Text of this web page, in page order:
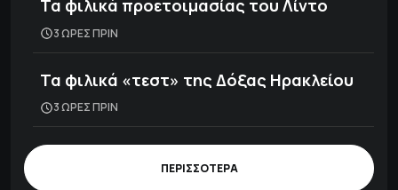
Τα φιλικά προετοιμασίας του Λίντο
3 ΩΡΕΣ ΠΡΙΝ
Τα φιλικά «τεστ» της Δόξας Ηρακλείου
3 ΩΡΕΣ ΠΡΙΝ
ΠΕΡΙΣΣΟΤΕΡΑ